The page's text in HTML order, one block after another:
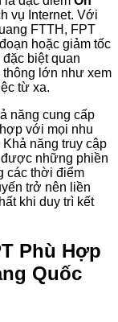
vụ Internet. Với
FTTH, FPT
hoặc giảm tốc
biệt quan
thông lớn như xem
từ xa.
năng cung cấp
với mọi nhu
năng truy cập
được những phiền
các thời điểm
trở nên liền
khi duy trì kết
Phù Hợp
Quốc